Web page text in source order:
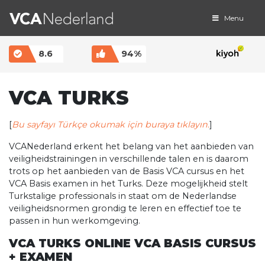
MAIN NAVIGATION Menu
8.6 94%
VCA TURKS
[Bu sayfayı Türkçe okumak için buraya tıklayın.]
VCANederland erkent het belang van het aanbieden van
veiligheidstrainingen in verschillende talen en is daarom
trots op het aanbieden van de Basis VCA cursus en het
VCA Basis examen in het Turks. Deze mogelijkheid stelt
Turkstalige professionals in staat om de Nederlandse
veiligheidsnormen grondig te leren en effectief toe te
passen in hun werkomgeving.
VCA TURKS ONLINE VCA BASIS CURSUS
+ EXAMEN